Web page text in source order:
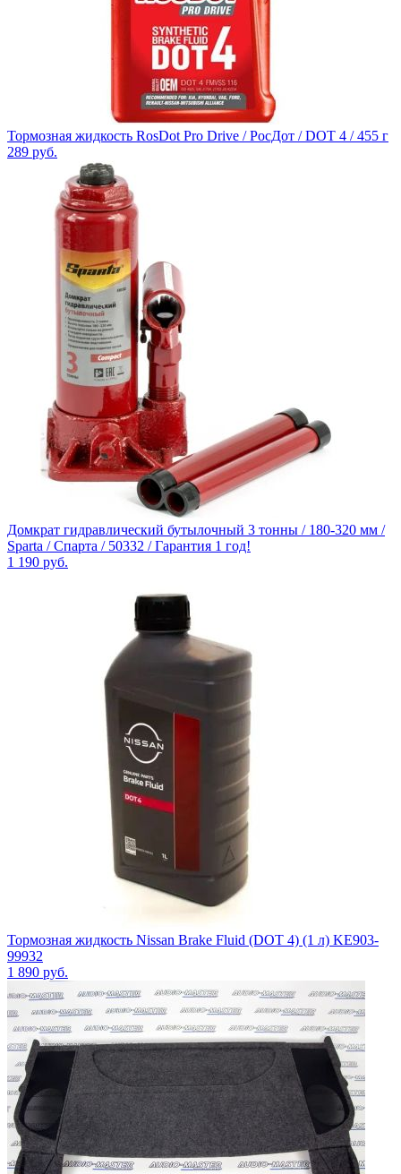
Тормозная жидкость RosDot Pro Drive / РосДот / DOT 4 / 455 г
289 руб.
Домкрат гидравлический бутылочный 3 тонны / 180-320 мм /
Sparta / Спарта / 50332 / Гарантия 1 год!
1 190 руб.
Тормозная жидкость Nissan Brake Fluid (DOT 4) (1 л) KE903-
99932
1 890 руб.